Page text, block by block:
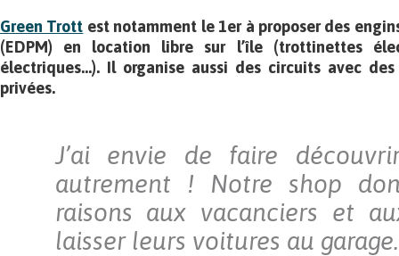
Green Trott est notamment le 1er à proposer des
(EDPM) en location libre sur l’île (trottinettes
électriques…). Il organise aussi des circuits avec
privées.
J’ai envie de faire
autrement ! Notre shop
raisons aux vacanciers et
laisser leurs voitures au garage.